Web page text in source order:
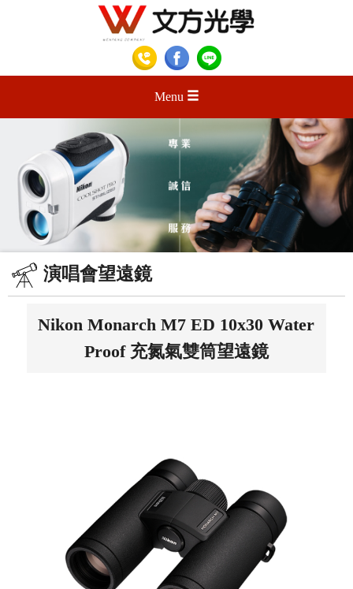
Menu
演唱會望遠鏡
Nikon Monarch M7 ED 10x30 Water
Proof 充氮氣雙筒望遠鏡